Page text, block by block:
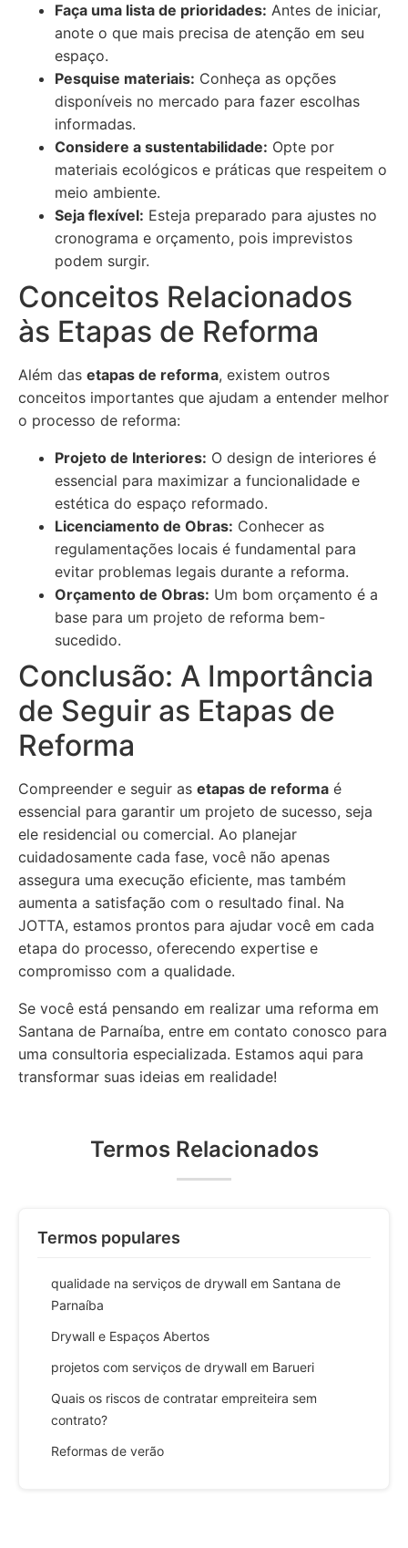
Faça uma lista de prioridades: Antes de iniciar,
anote o que mais precisa de atenção em seu
espaço.
Pesquise materiais: Conheça as opções
disponíveis no mercado para fazer escolhas
informadas.
Considere a sustentabilidade: Opte por
materiais ecológicos e práticas que respeitem o
meio ambiente.
Seja flexível: Esteja preparado para ajustes no
cronograma e orçamento, pois imprevistos
podem surgir.
Conceitos Relacionados
às Etapas de Reforma
Além das etapas de reforma, existem outros
conceitos importantes que ajudam a entender melhor
o processo de reforma:
Projeto de Interiores: O design de interiores é
essencial para maximizar a funcionalidade e
estética do espaço reformado.
Licenciamento de Obras: Conhecer as
regulamentações locais é fundamental para
evitar problemas legais durante a reforma.
Orçamento de Obras: Um bom orçamento é a
base para um projeto de reforma bem-
sucedido.
Conclusão: A Importância
de Seguir as Etapas de
Reforma
Compreender e seguir as etapas de reforma é
essencial para garantir um projeto de sucesso, seja
ele residencial ou comercial. Ao planejar
cuidadosamente cada fase, você não apenas
assegura uma execução eficiente, mas também
aumenta a satisfação com o resultado final. Na
JOTTA, estamos prontos para ajudar você em cada
etapa do processo, oferecendo expertise e
compromisso com a qualidade.
Se você está pensando em realizar uma reforma em
Santana de Parnaíba, entre em contato conosco para
uma consultoria especializada. Estamos aqui para
transformar suas ideias em realidade!
Termos Relacionados
Termos populares
qualidade na serviços de drywall em Santana de
Parnaíba
Drywall e Espaços Abertos
projetos com serviços de drywall em Barueri
Quais os riscos de contratar empreiteira sem
contrato?
Reformas de verão